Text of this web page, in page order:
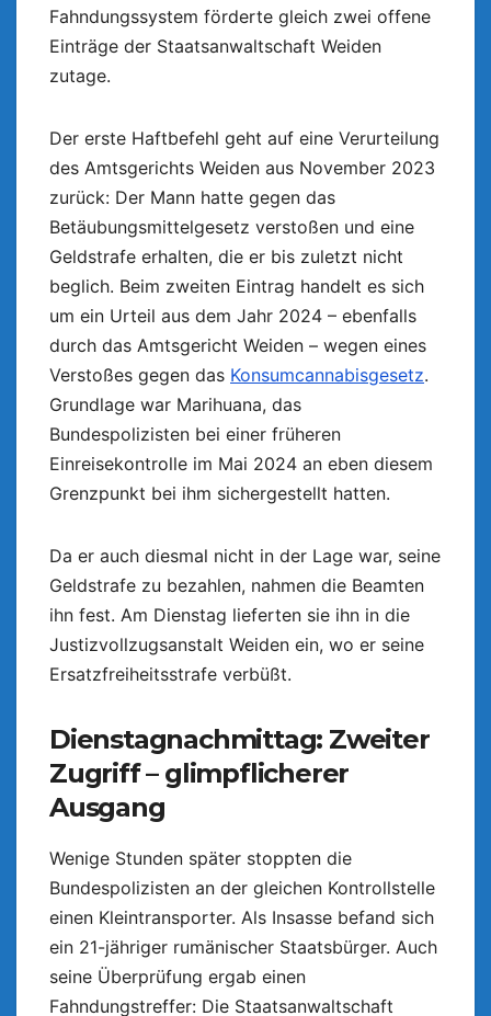
Fahndungssystem förderte gleich zwei offene
Einträge der Staatsanwaltschaft Weiden
zutage.
Der erste Haftbefehl geht auf eine Verurteilung
des Amtsgerichts Weiden aus November 2023
zurück: Der Mann hatte gegen das
Betäubungsmittelgesetz verstoßen und eine
Geldstrafe erhalten, die er bis zuletzt nicht
beglich. Beim zweiten Eintrag handelt es sich
um ein Urteil aus dem Jahr 2024 – ebenfalls
durch das Amtsgericht Weiden – wegen eines
Verstoßes gegen das Konsumcannabisgesetz.
Grundlage war Marihuana, das
Bundespolizisten bei einer früheren
Einreisekontrolle im Mai 2024 an eben diesem
Grenzpunkt bei ihm sichergestellt hatten.
Da er auch diesmal nicht in der Lage war, seine
Geldstrafe zu bezahlen, nahmen die Beamten
ihn fest. Am Dienstag lieferten sie ihn in die
Justizvollzugsanstalt Weiden ein, wo er seine
Ersatzfreiheitsstrafe verbüßt.
Dienstagnachmittag: Zweiter
Zugriff – glimpflicherer
Ausgang
Wenige Stunden später stoppten die
Bundespolizisten an der gleichen Kontrollstelle
einen Kleintransporter. Als Insasse befand sich
ein 21-jähriger rumänischer Staatsbürger. Auch
seine Überprüfung ergab einen
Fahndungstreffer: Die Staatsanwaltschaft